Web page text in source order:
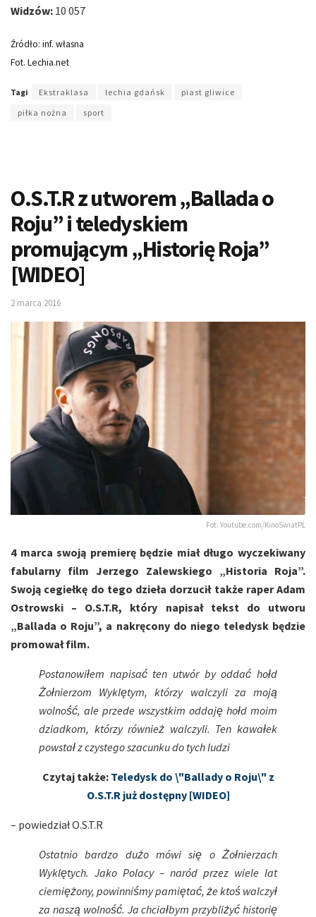
Widzów: 10 057
Źródło: inf. własna
Fot. Lechia.net
Tagi Ekstraklasa lechia gdańsk
piast gliwice
piłka nożna
sport
O.S.T.R z utworem „Ballada o
Roju” i teledyskiem
promującym „Historię Roja”
[WIDEO]
2 marca 2016
Fot. Youtube.com/KinoSwiatPL
4 marca swoją premierę będzie miał długo wyczekiwany
fabularny film Jerzego Zalewskiego „Historia Roja”.
Swoją cegiełkę do tego dzieła dorzucił także raper Adam
Ostrowski – O.S.T.R, który napisał tekst do utworu
„Ballada o Roju”, a nakręcony do niego teledysk będzie
promował film.
Postanowiłem napisać ten utwór by oddać hołd
Żołnierzom Wyklętym, którzy walczyli za moją
wolność, ale przede wszystkim oddaję hołd moim
dziadkom, którzy również walczyli. Ten kawałek
powstał z czystego szacunku do tych ludzi
Czytaj także: Teledysk do \"Ballady o Roju\" z
O.S.T.R już dostępny [WIDEO]
– powiedział O.S.T.R
Ostatnio bardzo dużo mówi się o Żołnierzach
Wyklętych. Jako Polacy – naród przez wiele lat
ciemiężony, powinniśmy pamiętać, że ktoś walczył
za naszą wolność. Ja chciałbym przybliżyć historię